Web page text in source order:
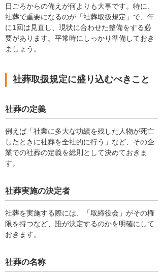
日ごろからの備えが何よりも大事です。特に、
社葬で重要になるのが「社葬取扱規定」で、年
に1回は見直し、現状に合わせた整備をする必
要があります。平常時にしっかり準備しておき
ましょう。
社葬取扱規定に盛り込むべきこと
社葬の定義
例えば「社業に多大な功績を残した人物が死亡
したときに社葬を全社的に行う」など、その企
業での社葬の定義を総則として決めておきま
す。
社葬実施の決定者
社葬を実施する際には、「取締役会」がその権
限を持つなど、誰が決定するのかを明確にして
おきます。
社葬の名称